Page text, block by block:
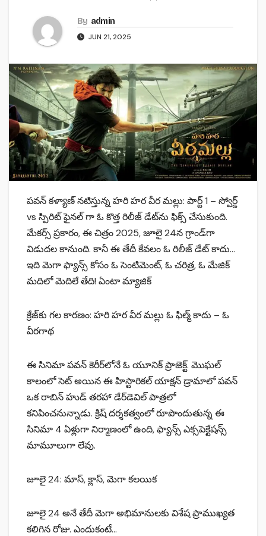
By admin
JUN 21, 2025
పవన్ కళ్యాణ్ నటిస్తున్న హరి హర వీర మల్లు: పార్ట్ 1 – స్వోర్డ్
vs స్పిరిట్ ఫైనల్ గా ఓ కొత్త రిలీజ్ డేట్‌ను ఫిక్స్ చేసుకుంది.
మేకర్స్ ప్రకారం, ఈ చిత్రం 2025, జూలై 24న గ్రాండ్‌గా
విడుదల కానుంది. కానీ ఈ తేదీ కేవలం ఓ రిలీజ్ డేట్ కాదు…
ఇది మెగా ఫ్యాన్స్ కోసం ఓ సెంటిమెంట్, ఓ చరిత్ర, ఓ మేజిక్
మదిలో మెదిలే తేది! ఏంటా మ్యాజిక్
క్రేజ్‌కు గల కారణం: హరి హర వీర మల్లు ఓ ఫిల్మ్ కాదు – ఓ
వీరగాథ
ఈ సినిమా పవన్ కెరీర్‌లోనే ఓ యూనిక్ ప్రాజెక్ట్. మొఘల్
కాలంలో సెట్ అయిన ఈ హిస్టారికల్ యాక్షన్ డ్రామాలో పవన్
ఒక రాబిన్ హుడ్ తరహా డేర్‌డెవిల్ పాత్రలో
కనిపించనున్నాడు. క్రిష్ దర్శకత్వంలో రూపొందుతున్న ఈ
సినిమా 4 ఏళ్లుగా నిర్మాణంలో ఉంది, ఫ్యాన్స్ ఎక్సపెక్టేషన్స్
మామూలుగా లేవు.
జూలై 24: మాస్, క్లాస్, మెగా క‌లయిక
జూలై 24 అనే తేదీ మెగా అభిమానులకు విశేష ప్రాముఖ్యత
కలిగిన రోజు. ఎందుకంటే…